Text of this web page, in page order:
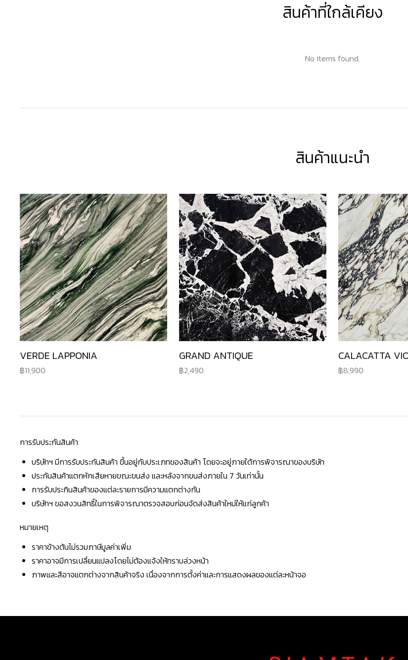
สินค้าที่ใกล้เคียง
No items found.
สินค้าแนะนำ
VERDE LAPPONIA
11,900
GRAND ANTIQUE
2,490
CALACATTA
8,990
การรับประกันสินค้า
บริษัทฯ มีการรับประกันสินค้า ขึ้นอยู่กับประเภทของสินค้า โดยจะอยู่ภายใต้การพิจารณาของบริษัท
ประกันสินค้าแตกหักเสียหายขณะขนส่ง และหลังจากขนส่งภายใน 7 วันเท่านั้น
การรับประกินสินค้าของแต่ละรายการมีความแตกต่างกัน
บริษัทฯ ขอสงวนสิทธิ์ในการพิจารณาตรวจสอบก่อนจัดส่งสินค้าใหม่ให้แก่ลูกค้า
หมายเหตุ
ราคาข้างต้นไม่รวมภาษีมูลค่าเพิ่ม
ราคาอาจมีการเปลี่ยนแปลงโดยไม่ต้องแจ้งให้ทราบล่วงหน้า
ภาพและสีอาจแตกต่างจากสินค้าจริง เนื่องจากการตั้งค่าและการแสดงผลของแต่ละหน้าจอ